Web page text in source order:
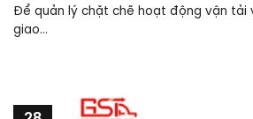
Để quản lý chặt chẽ hoạt động vận tải
giao...